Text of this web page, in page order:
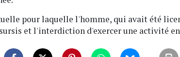
pour laquelle l'homme, qui avait été
et l'interdiction d'exercer une activité